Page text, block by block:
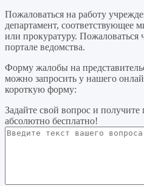
Пожаловаться на работу
департамент, соответствующее
или прокуратуру. Пожаловаться
портале ведомства.
Форму жалобы на
можно запросить у нашего
короткую форму:
Задайте свой вопрос и получите
абсолютно бесплатно!